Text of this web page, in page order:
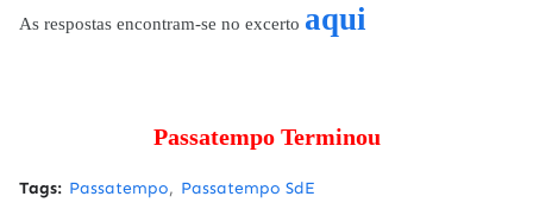
As respostas encontram-se no excerto aqui
Passatempo Terminou
Tags: Passatempo Passatempo SdE